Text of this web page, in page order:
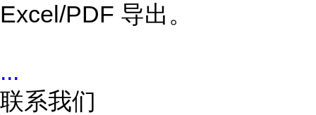
Excel/PDF 导出。
...
联系我们